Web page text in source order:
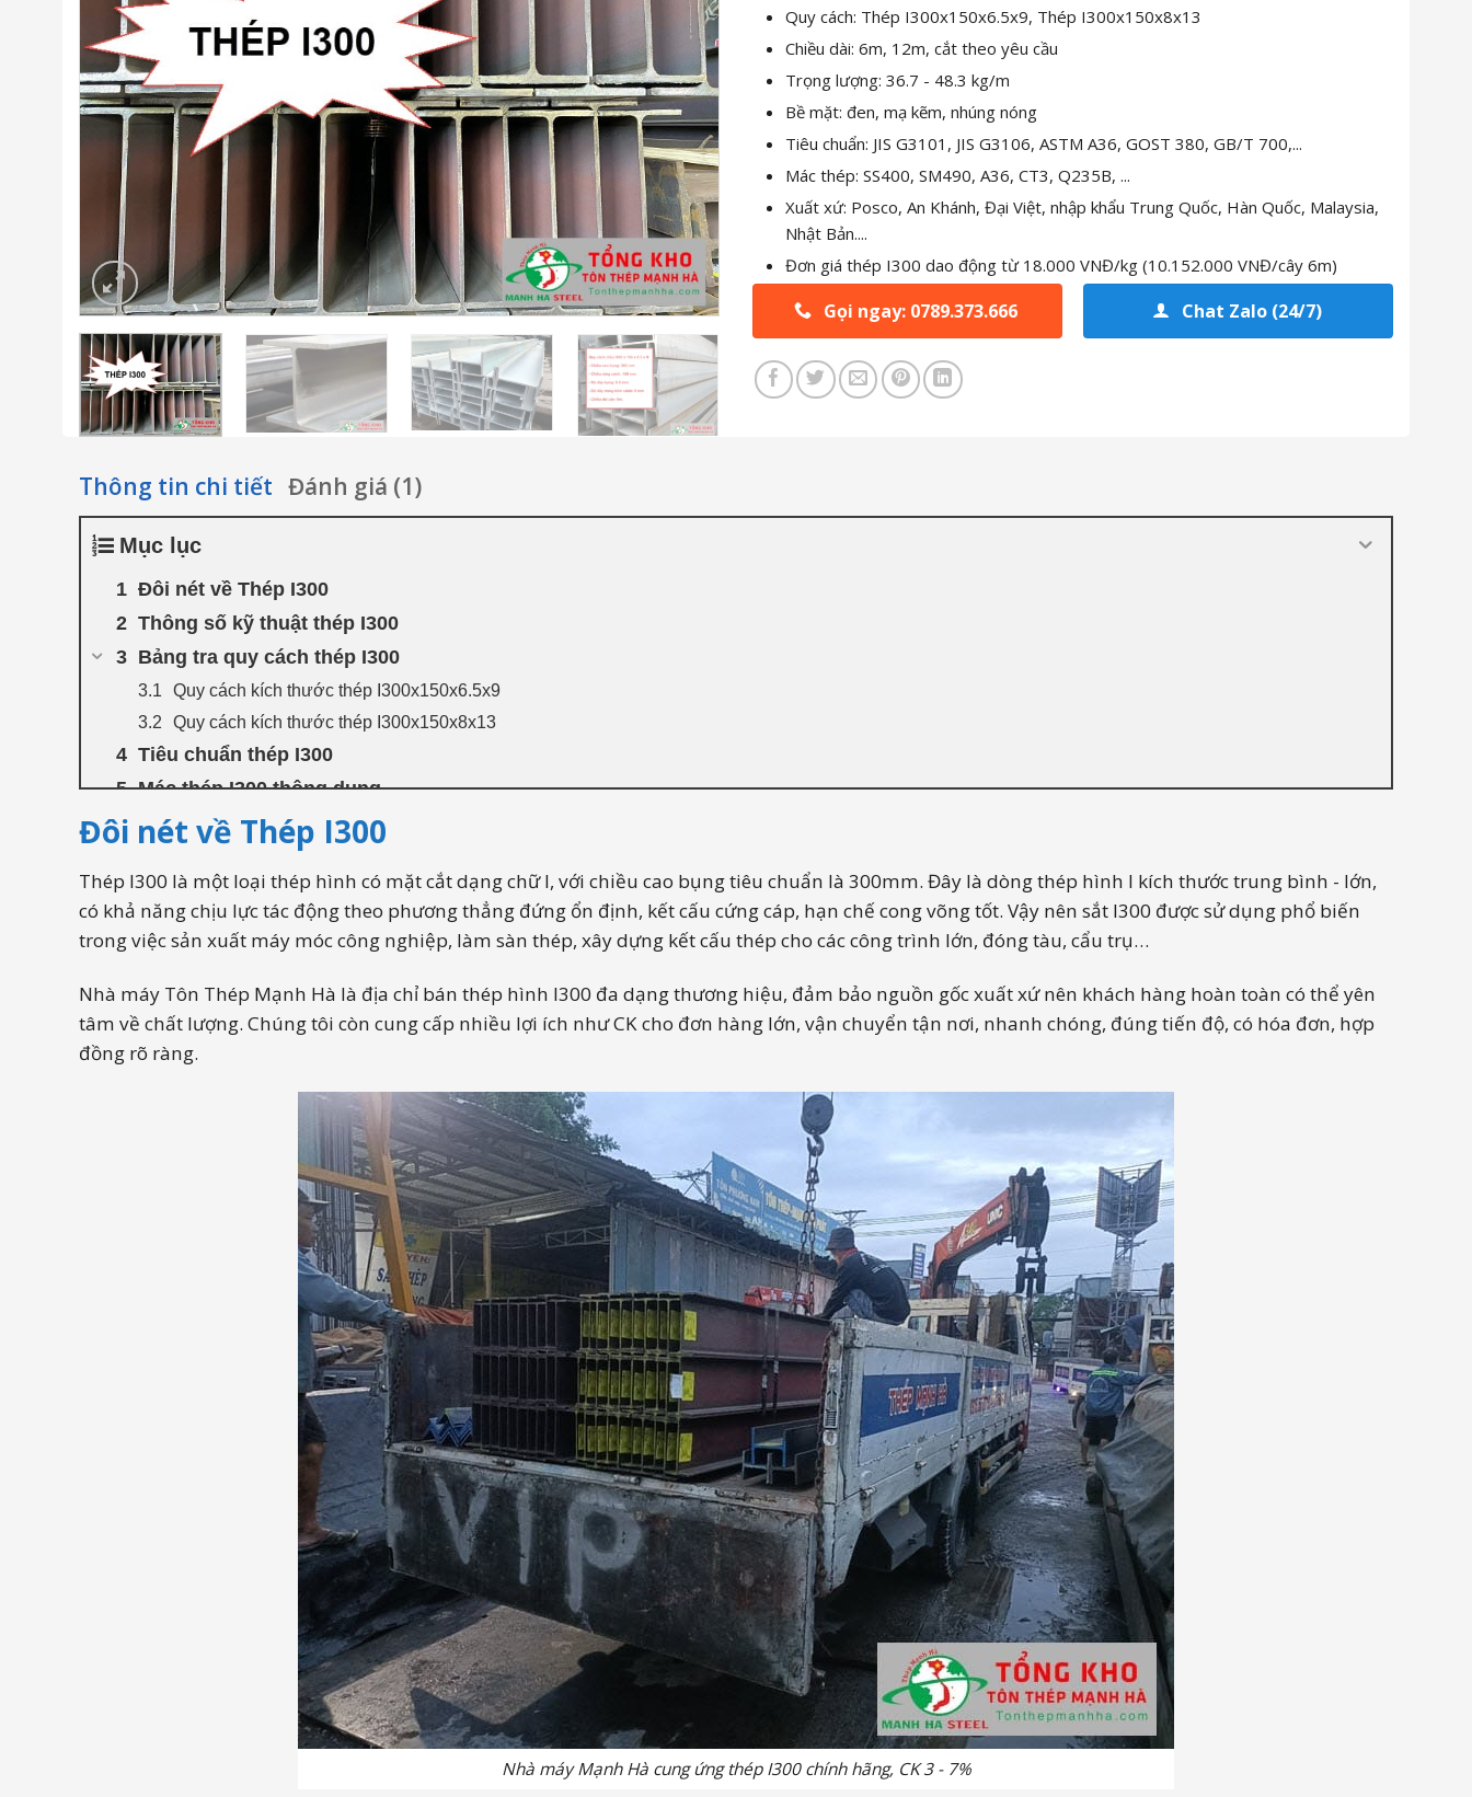
Quy cách: Thép I300x150x6.5x9, Thép I300x150x8x13
Chiều dài: 6m, 12m, cắt theo yêu cầu
Trọng lượng: 36.7 - 48.3 kg/m
Bề mặt: đen, mạ kẽm, nhúng nóng
Tiêu chuẩn: JIS G3101, JIS G3106, ASTM A36, GOST 380, GB/T 700,...
Mác thép: SS400, SM490, A36, CT3, Q235B, ...
Xuất xứ: Posco, An Khánh, Đại Việt, nhập khẩu Trung Quốc, Hàn Quốc, Malaysia,
Nhật Bản....
Đơn giá thép I300 dao động từ 18.000 VNĐ/kg (10.152.000 VNĐ/cây 6m)
Gọi ngay: 0789.373.666 Chat Zalo (24/7)
Thông tin chi tiết Đánh giá (1)
Mục lục
Đôi nét về Thép I300
Thông số kỹ thuật thép I300
Bảng tra quy cách thép I300
Quy cách kích thước thép I300x150x6.5x9
Quy cách kích thước thép I300x150x8x13
Tiêu chuẩn thép I300
Mác thép I300 thông dụng
Ứng dụng thép hình I300 trong thực tế
Báo giá thép I300 mới nhất tại đại lý tôn thép Mạnh Hà
So sánh thép hình I300 và thép hình I250, I350
Những thương hiệu sắt hình I300 được yêu thích
Đại lý cung cấp thép I300 chất lượng, giá rẻ, CK 3-7% - Tôn Thép Mạnh Hà
Những thắc mắc thường gặp của khách hàng về thép I300
Đôi nét về Thép I300
Thép I300 là một loại thép hình có mặt cắt dạng chữ I, với chiều cao bụng tiêu chuẩn là 300mm. Đây là dòng thép hình I kích thước trung bình - lớn,
có khả năng chịu lực tác động theo phương thẳng đứng ổn định, kết cấu cứng cáp, hạn chế cong võng tốt. Vậy nên sắt I300 được sử dụng phổ biến
trong việc sản xuất máy móc công nghiệp, làm sàn thép, xây dựng kết cấu thép cho các công trình lớn, đóng tàu, cẩu trụ…
Nhà máy Tôn Thép Mạnh Hà là địa chỉ bán thép hình I300 đa dạng thương hiệu, đảm bảo nguồn gốc xuất xứ nên khách hàng hoàn toàn có thể yên
tâm về chất lượng. Chúng tôi còn cung cấp nhiều lợi ích như CK cho đơn hàng lớn, vận chuyển tận nơi, nhanh chóng, đúng tiến độ, có hóa đơn, hợp
đồng rõ ràng.
Nhà máy Mạnh Hà cung ứng thép I300 chính hãng, CK 3 - 7%